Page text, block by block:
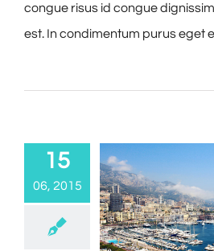
congue risus id congue
est. In condimentum purus eget
15
06, 2015